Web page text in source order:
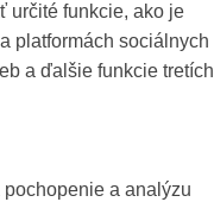
určité funkcie, ako je
platformách sociálnych
a ďalšie funkcie tretích
a analýzu